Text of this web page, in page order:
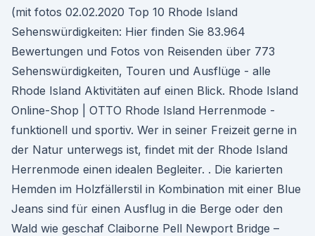
(mit fotos 02.02.2020 Top 10 Rhode Island
Sehenswürdigkeiten: Hier finden Sie 83.964
Bewertungen und Fotos von Reisenden über 773
Sehenswürdigkeiten, Touren und Ausflüge - alle
Rhode Island Aktivitäten auf einen Blick. Rhode Island
Online-Shop | OTTO Rhode Island Herrenmode -
funktionell und sportiv. Wer in seiner Freizeit gerne in
der Natur unterwegs ist, findet mit der Rhode Island
Herrenmode einen idealen Begleiter. . Die karierten
Hemden im Holzfällerstil in Kombination mit einer Blue
Jeans sind für einen Ausflug in die Berge oder den
Wald wie geschaf Claiborne Pell Newport Bridge –